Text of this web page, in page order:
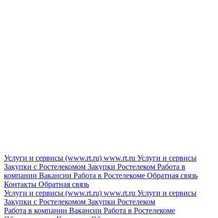
Услуги и сервисы (www.rt.ru) www.rt.ru Услуги и сервисы
Закупки с Ростелекомом Закупки Ростелеком Работа в
компании Вакансии Работа в Ростелекоме Обратная связь
Контакты Обратная связь
Услуги и сервисы (www.rt.ru) www.rt.ru Услуги и сервисы
Закупки с Ростелекомом Закупки Ростелеком
Работа в компании Вакансии Работа в Ростелекоме